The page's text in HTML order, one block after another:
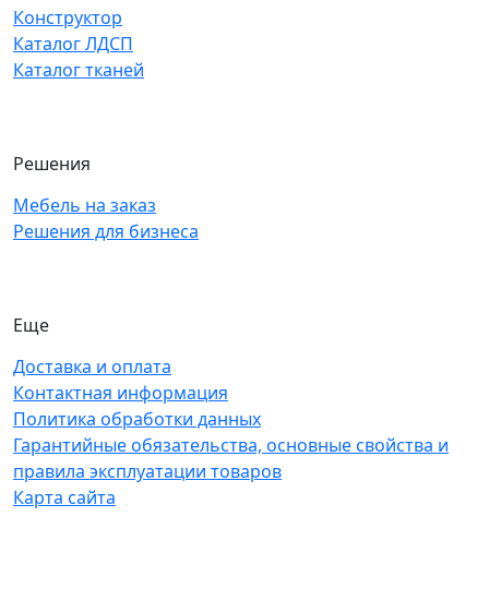
Конструктор
Каталог ЛДСП
Каталог тканей
Решения
Мебель на заказ
Решения для бизнеса
Еще
Доставка и оплата
Контактная информация
Политика обработки данных
Гарантийные обязательства, основные свойства и
правила эксплуатации товаров
Карта сайта